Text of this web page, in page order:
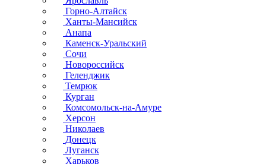
Горно-Алтайск
Ханты-Мансийск
Анапа
Каменск-Уральский
Сочи
Новороссийск
Геленджик
Темрюк
Курган
Комсомольск-на-Амуре
Херсон
Николаев
Донецк
Луганск
Харьков